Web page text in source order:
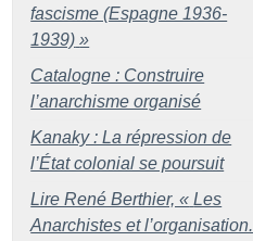
fascisme (Espagne 1936-
1939) »
Catalogne : Construire
l’anarchisme organisé
Kanaky : La répression de
l’État colonial se poursuit
Lire René Berthier, « Les
Anarchistes et l’organisation.